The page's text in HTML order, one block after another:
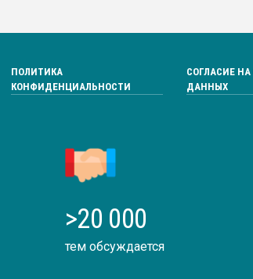
ПОЛИТИКА
КОНФИДЕНЦИАЛЬНОСТИ
СОГЛАСИЕ
ДАННЫХ
>20 000
тем обсуждается